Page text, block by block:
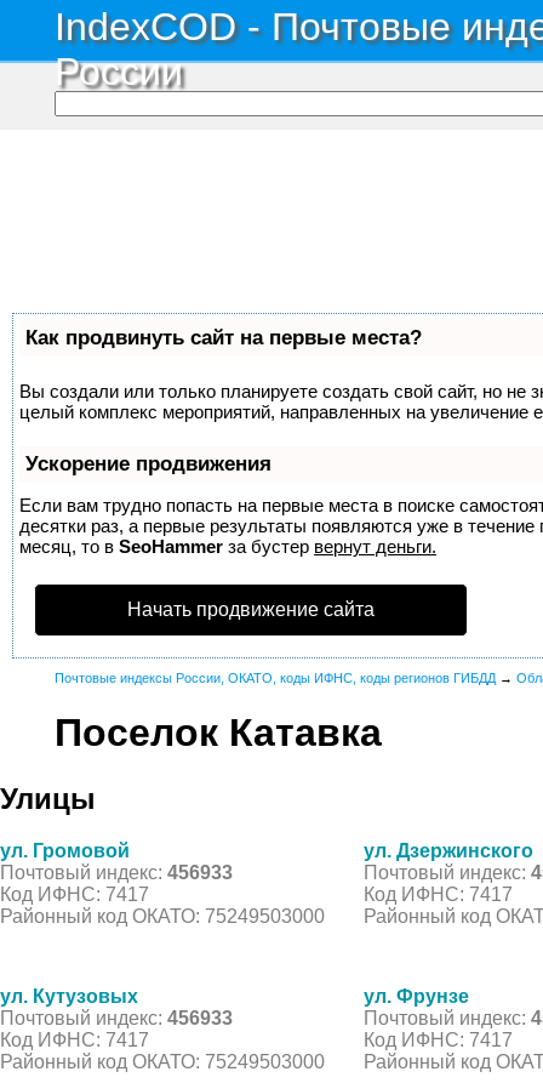
IndexCOD - Почтовые
России
Как продвинуть сайт на первые места?
Вы создали или только планируете создать свой сайт, но не
целый комплекс мероприятий, направленных на увеличение
Ускорение продвижения
Если вам трудно попасть на первые места в поиске
десятки раз, а первые результаты появляются уже в
месяц, то в SeoHammer за бустер вернут деньги.
Начать продвижение сайта
Почтовые индексы России, ОКАТО, коды ИФНС, коды регионов ГИБДД →
Поселок Катавка
Улицы
ул. Громовой
Почтовый индекс: 456933
Код ИФНС: 7417
Районный код ОКАТО: 75249503000
ул. Дзержинского
Почтовый индекс:
Код ИФНС: 7417
Районный код
ул. Кутузовых
Почтовый индекс: 456933
Код ИФНС: 7417
Районный код ОКАТО: 75249503000
ул. Фрунзе
Почтовый индекс:
Код ИФНС: 7417
Районный код